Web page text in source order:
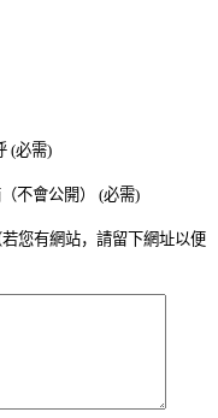
(必需)
不會公開） (必需)
若您有網站，請留下網址以便